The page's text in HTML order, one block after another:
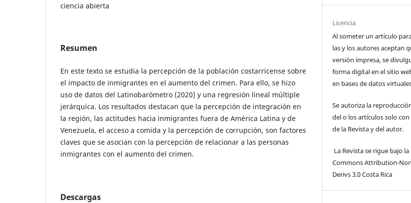
ciencia abierta
Resumen
En este texto se estudia la percepción de la población costarricense sobre
el impacto de inmigrantes en el aumento del crimen. Para ello, se hizo
uso de datos del Latinobarómetro (2020) y una regresión lineal múltiple
jerárquica. Los resultados destacan que la percepción de integración en
la región, las actitudes hacia inmigrantes fuera de América Latina y de
Venezuela, el acceso a comida y la percepción de corrupción, son factores
claves que se asocian con la percepción de relacionar a las personas
inmigrantes con el aumento del crimen.
Descargas
Licencia
Al someter un artículo
las y los autores aceptan
versión impresa, se
forma digital en el sitio
en bases de datos
Se autoriza la
del o los artículos solo
de la Revista y del autor.
La Revista se rigue bajo
Commons Attribution-
Derivs 3.0 Costa Rica